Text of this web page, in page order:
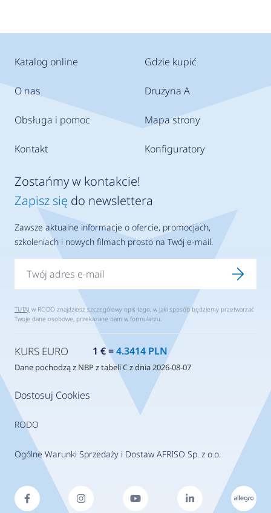
Katalog online
O nas
Obsługa i pomoc
Kontakt
Gdzie kupić
Drużyna A
Mapa strony
Konfiguratory
Dostosuj Cookies
RODO
Ogólne Warunki Sprzedaży i Dostaw AFRISO Sp. z o.o.
Zostańmy w kontakcie!
Zapisz się do newslettera
Zawsze aktualne informacje o ofercie, promocjach,
szkoleniach i nowych filmach prosto na Twój e-mail.
TUTAJ w RODO znajdziesz szczegółowy opis tego, w jaki sposób będziemy przetwarzać
Twoje dane osobowe, przekazane nam w formularzu.
KURS EURO 1 € =4.3414 PLN
Dane pochodzą z NBP z tabeli C z dnia 2026-08-07